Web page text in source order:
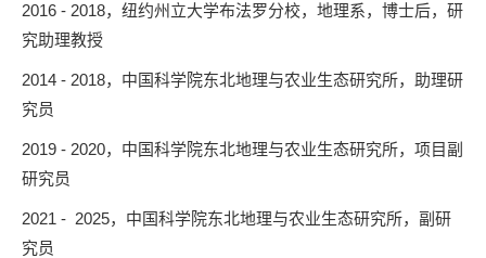
2016 - 2018，纽约州立大学布法罗分校，地理系，博士后，研
究助理教授
2014 - 2018，中国科学院东北地理与农业生态研究所，助理研
究员
2019 - 2020，中国科学院东北地理与农业生态研究所，项目副
研究员
2021 - 2025，中国科学院东北地理与农业生态研究所，副研
究员